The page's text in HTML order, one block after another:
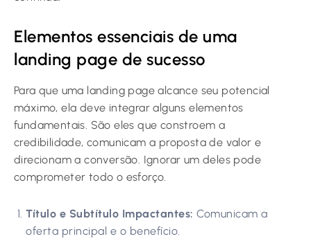
Elementos essenciais de uma
landing page de sucesso
Para que uma landing page alcance seu potencial
máximo, ela deve integrar alguns elementos
fundamentais. São eles que constroem a
credibilidade, comunicam a proposta de valor e
direcionam a conversão. Ignorar um deles pode
comprometer todo o esforço.
Título e Subtítulo Impactantes: Comunicam a
oferta principal e o benefício.